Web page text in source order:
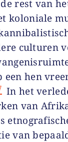
rest van
koloniale
culturen
hen
In het
van
van